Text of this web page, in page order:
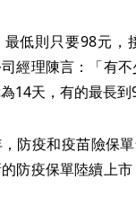
低則只要98元，
經理陳言：「有
14天，有的最長到
防疫和疫苗險保
防疫保單陸續上